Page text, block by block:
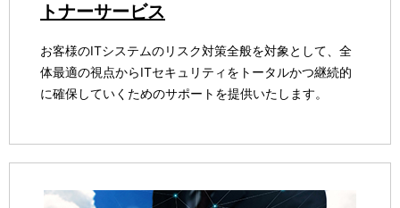
トナーサービス
お客様のITシステムのリスク対策全般を対象として、全
体最適の視点からITセキュリティをトータルかつ継続的
に確保していくためのサポートを提供いたします。